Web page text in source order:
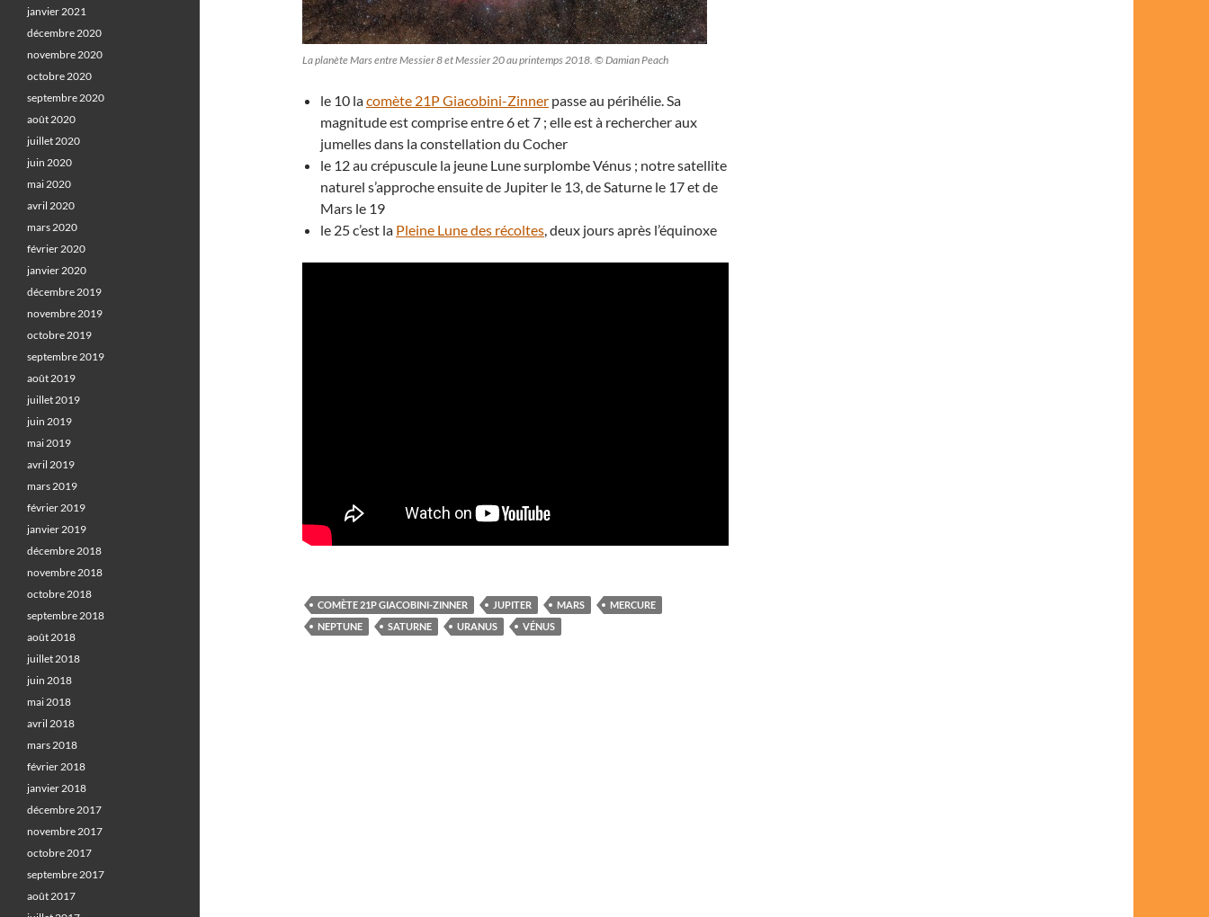
La planète Mars entre Messier 8 et Messier 20 au printemps 2018. © Damian Peach
le 10 lacomète 21P Giacobini-Zinner passe au périhélie. Sa
magnitude est comprise entre 6 et 7 ; elle est à rechercher aux
jumelles dans la constellation du Cocher
le 12 au crépuscule la jeune Lune surplombe Vénus ; notre satellite
naturel s’approche ensuite de Jupiter le 13, de Saturne le 17 et de
Mars le 19
le 25 c’est la Pleine Lune des récoltes, deux jours après l’équinoxe
COMÈTE 21P GIACOBINI-ZINNER JUPITER MARS
MERCURE
NEPTUNE
SATURNE URANUS VÉNUS
janvier 2021
décembre 2020
novembre 2020
octobre 2020
septembre 2020
août 2020
juillet 2020
juin 2020
mai 2020
avril 2020
mars 2020
février 2020
janvier 2020
décembre 2019
novembre 2019
octobre 2019
septembre 2019
août 2019
juillet 2019
juin 2019
mai 2019
avril 2019
mars 2019
février 2019
janvier 2019
décembre 2018
novembre 2018
octobre 2018
septembre 2018
août 2018
juillet 2018
juin 2018
mai 2018
avril 2018
mars 2018
février 2018
janvier 2018
décembre 2017
novembre 2017
octobre 2017
septembre 2017
août 2017